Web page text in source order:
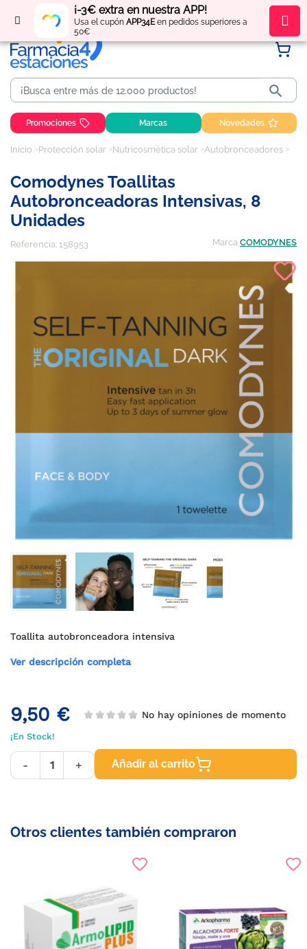
¡-3€ extra en nuestra APP!
Usa el cupón APP34Een pedidos superiores a
50€
Regístratey obténpuntos por tus compras

Promociones Marcas Novedades
Inicio Protección solar Nutricosmética solar Autobronceadores
Comodynes Toallitas
Autobronceadoras Intensivas, 8
Unidades
Referencia: 158953 Marca COMODYNES
Toallita autobronceadora intensiva
Ver descripción completa
9,50 € No hay opiniones de momento
¡En Stock!
- + Añadir al carrito
Otros clientes también compraron